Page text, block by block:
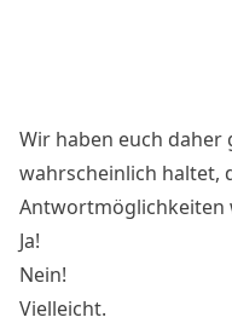
Wir haben euch
wahrscheinlich haltet,
Antwortmöglichkeiten
Ja!
Nein!
Vielleicht.